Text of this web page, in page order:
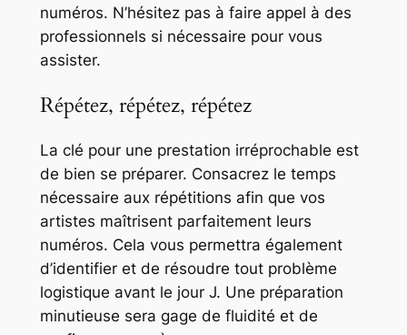
numéros. N’hésitez pas à faire appel à des
professionnels si nécessaire pour vous
assister.
Répétez, répétez, répétez
La clé pour une prestation irréprochable est
de bien se préparer. Consacrez le temps
nécessaire aux répétitions afin que vos
artistes maîtrisent parfaitement leurs
numéros. Cela vous permettra également
d’identifier et de résoudre tout problème
logistique avant le jour J. Une préparation
minutieuse sera gage de fluidité et de